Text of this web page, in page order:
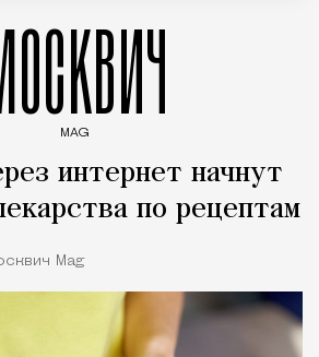
MAG
интернет начнут
по рецептам
Mag